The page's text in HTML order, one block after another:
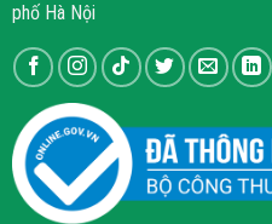
phố Hà Nội